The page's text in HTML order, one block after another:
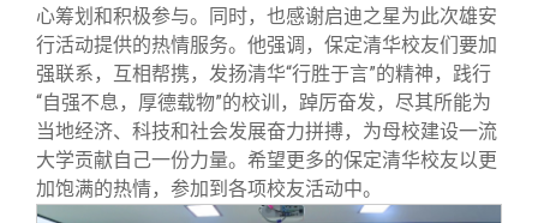
心筹划和积极参与。同时，也感谢启迪之星为此次雄安
行活动提供的热情服务。他强调，保定清华校友们要加
强联系，互相帮携，发扬清华“行胜于言”的精神，践行
“自强不息，厚德载物”的校训，踔厉奋发，尽其所能为
当地经济、科技和社会发展奋力拼搏，为母校建设一流
大学贡献自己一份力量。希望更多的保定清华校友以更
加饱满的热情，参加到各项校友活动中。